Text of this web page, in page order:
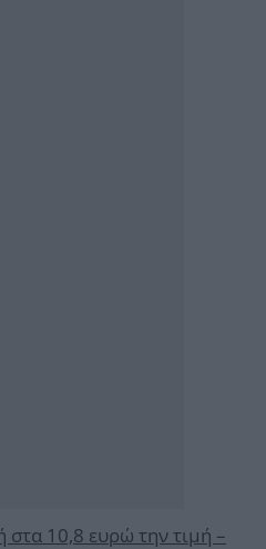
στα 10,8 ευρώ την τιμή –